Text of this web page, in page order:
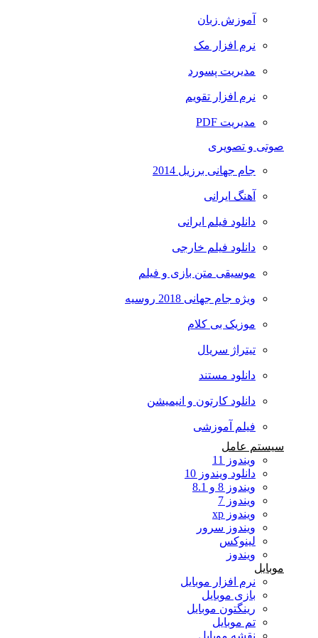
آموزش زبان
نرم افزار مک
مدیریت پسورد
نرم افزار تقویم
مدیریت PDF
صوتی و تصویری
جام جهانی برزیل 2014
آهنگ ایرانی
دانلود فیلم ایرانی
دانلود فیلم خارجی
موسیقی متن بازی و فیلم
ویژه جام جهانی 2018 روسیه
موزیک بی کلام
تیتراژ سریال
دانلود مستند
دانلود کارتون و انیمیشن
فیلم آموزشی
سیستم عامل
ویندوز 11
دانلود ویندوز 10
ویندوز 8 و 8.1
ویندوز 7
ویندوز xp
ویندوز سرور
لینوکس
ویندوز
نرم افزار موبایل
بازی موبایل
رینگتون موبایل
تم موبایل
نقشه موبایل